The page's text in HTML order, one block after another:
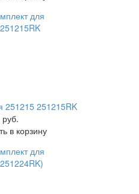
251215 251215RK